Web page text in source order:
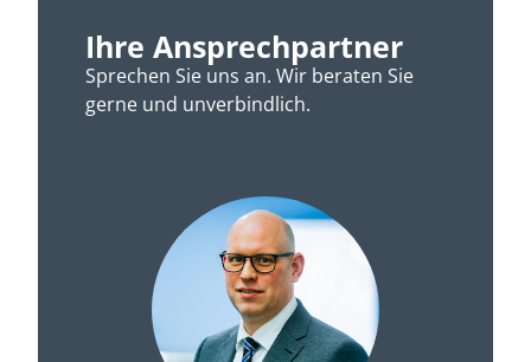
Ihre Ansprechpartner
Sprechen Sie uns an. Wir beraten Sie
gerne und unverbindlich.